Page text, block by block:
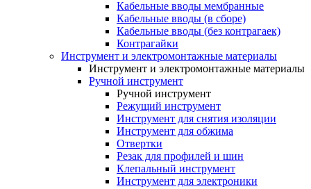
Кабельные вводы мембранные
Кабельные вводы (в сборе)
Кабельные вводы (без контрагаек)
Контрагайки
Инструмент и электромонтажные материалы
Инструмент и электромонтажные материалы
Ручной инструмент
Ручной инструмент
Режущий инструмент
Инструмент для снятия изоляции
Инструмент для обжима
Отвертки
Резак для профилей и шин
Клепальный инструмент
Инструмент для электроники